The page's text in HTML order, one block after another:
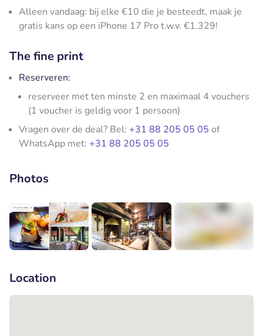
Alleen vandaag: bij elke €10 die je besteedt, maak je
gratis kans op een iPhone 17 Pro t.w.v. €1.329!
The fine print
Reserveren:
reserveer met ten minste 2 en maximaal 4 vouchers
(1 voucher is geldig voor 1 persoon)
Vragen over de deal? Bel: +31 88 205 05 05 of
WhatsApp met: +31 88 205 05 05
Photos
Location